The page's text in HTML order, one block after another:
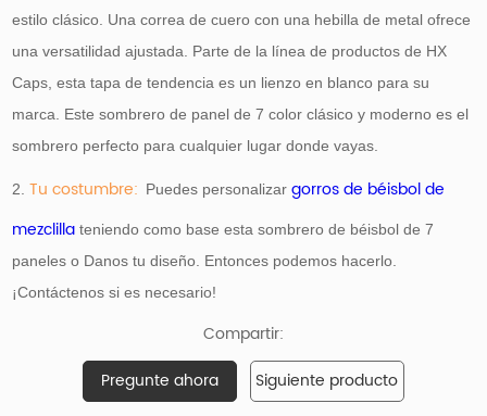
estilo clásico. Una correa de cuero con una hebilla de metal ofrece
una versatilidad ajustada. Parte de la línea de productos de HX
Caps, esta tapa de tendencia es un lienzo en blanco para su
marca. Este sombrero de panel de 7 color clásico y moderno es el
sombrero perfecto para cualquier lugar donde vayas.
2.Tu costumbre: Puedes personalizargorros de béisbol de
mezclilla teniendo como base esta sombrero de béisbol de 7
paneles o Danos tu diseño. Entonces podemos hacerlo.
¡Contáctenos si es necesario!
Compartir:
Pregunte ahora
Siguiente producto